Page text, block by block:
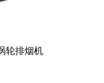
轮排烟机